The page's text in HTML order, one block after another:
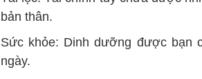
bản thân.
Sức khỏe: Dinh dưỡng được bạn
ngày.